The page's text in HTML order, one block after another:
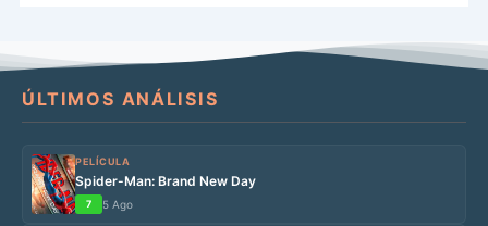
ÚLTIMOS ANÁLISIS
PELÍCULA
Spider-Man: Brand New Day
7 5 Ago